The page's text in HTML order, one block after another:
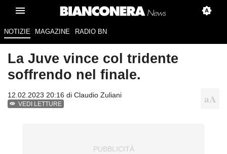
NOTIZIE MAGAZINE RADIO BN
La Juve vince col tridente
soffrendo nel finale.
12.02.2023 20:16 di Claudio Zuliani
VEDI LETTURE